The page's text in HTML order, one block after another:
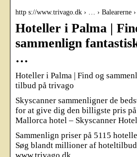
http s://www.trivago.dk › … › Balearerne
Hoteller i Palma |
sammenlign
…
Hoteller i Palma | Find og
tilbud på trivago
Skyscanner sammenligner de
for at give dig den billigste pris
Mallorca hotel – Skyscanner
Sammenlign priser på 5115
Søg blandt millioner af
www.trivago.dk